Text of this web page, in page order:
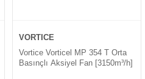
VORTICE
Vortice Vorticel MP 354 T Orta
Basınçlı Aksiyel Fan [3150m³/h]